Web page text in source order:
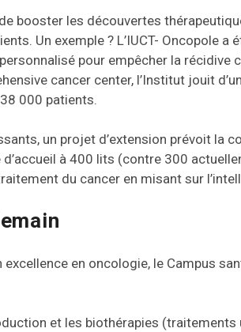
booster les découvertes
Un exemple ? L’IUCT- Oncopole a
pour empêcher la récidive
cancer center, l’Institut jouit
000 patients.
un projet d’extension prévoit la
à 400 lits (contre 300
du cancer en misant sur
excellence en oncologie, le Campus
et les biothérapies